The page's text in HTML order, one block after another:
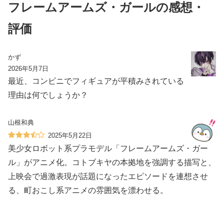
フレームアームズ・ガールの感想・
評価
かず
2026年5月7日
最近、コンビニでフィギュアが平積みされている
理由は何でしょうか？
山根和典
2025年5月22日
美少女ロボット系プラモデル「フレームアームズ・ガー
ル」がアニメ化。コトブキヤの本拠地を強調する描写と、
上映会で過激表現が話題になったエピソードを連想させ
る、町おこし系アニメの雰囲気を漂わせる。